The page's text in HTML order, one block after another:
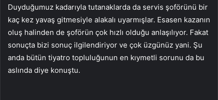
Duyduğumuz kadarıyla tutanaklarda da servis şoförünü bir
kaç kez yavaş gitmesiyle alakalı uyarmışlar. Esasen kazanın
oluş halinden de şoförün çok hızlı olduğu anlaşılıyor. Fakat
sonuçta bizi sonuç ilgilendiriyor ve çok üzgünüz yani. Şu
anda bütün tiyatro topluluğunun en kıymetli sorunu da bu
aslında diye konuştu.